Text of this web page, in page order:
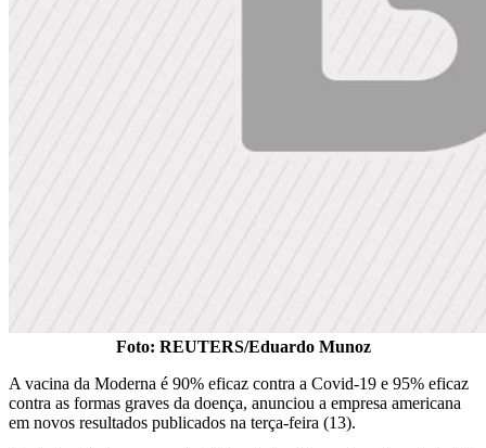
Foto: REUTERS/Eduardo Munoz
A vacina da Moderna é 90% eficaz contra a Covid-19 e 95% eficaz
contra as formas graves da doença, anunciou a empresa americana
em novos resultados publicados na terça-feira (13).